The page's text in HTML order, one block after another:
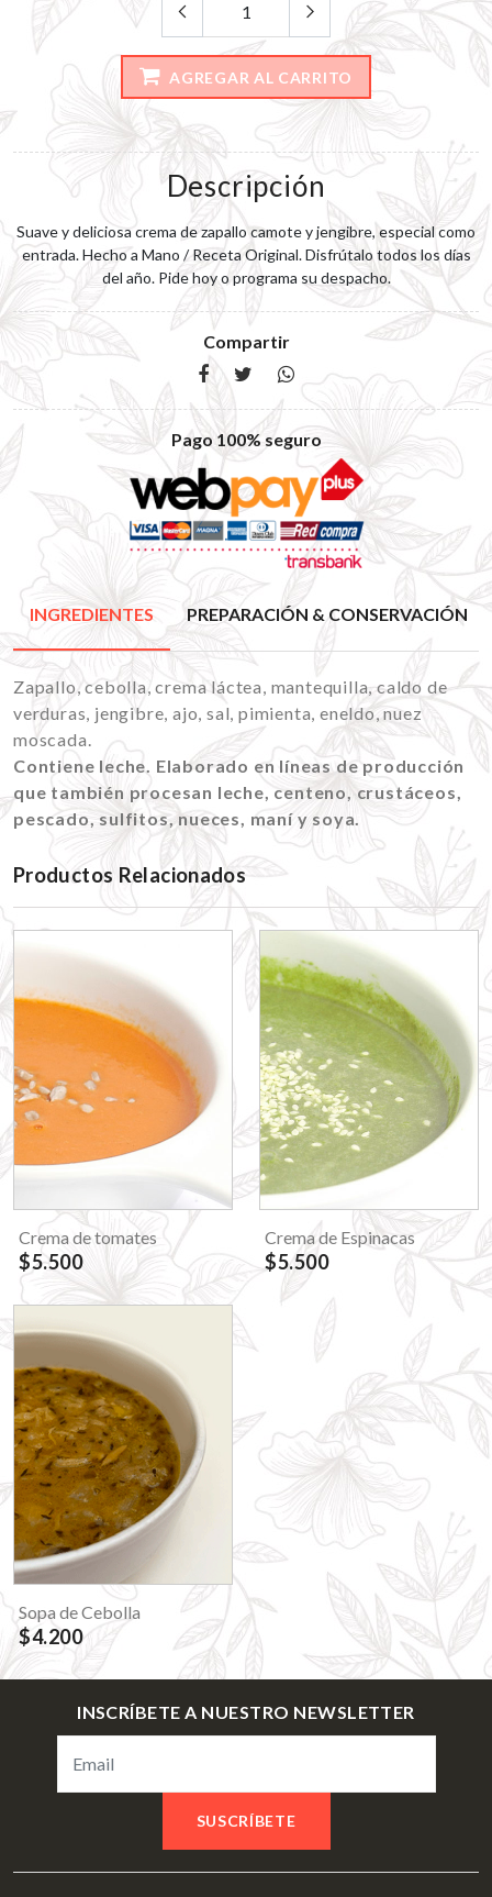
AGREGAR AL CARRITO
Descripción
Suave y deliciosa crema de zapallo camote y jengibre, especial como
entrada. Hecho a Mano / Receta Original. Disfrútalo todos los días
del año. Pide hoy o programa su despacho.
Compartir
Pago 100% seguro
INGREDIENTES PREPARACIÓN & CONSERVACIÓN
Zapallo, cebolla, crema láctea, mantequilla, caldo de
verduras, jengibre, ajo, sal, pimienta, eneldo, nuez
moscada.
Contiene leche. Elaborado en líneas de producción
que también procesan leche, centeno, crustáceos,
pescado, sulfitos, nueces, maní y soya.
Productos Relacionados
Crema de tomates
$5.500
Crema de Espinacas
$5.500
Sopa de Cebolla
$4.200
INSCRÍBETE A NUESTRO NEWSLETTER
SUSCRÍBETE